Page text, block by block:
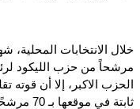
مرشحاً من حزب الليكود
الحزب الاكبر، إلا أن